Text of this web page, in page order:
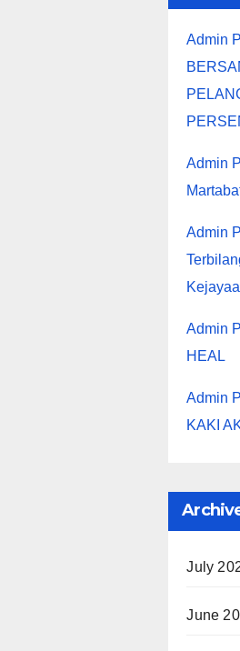
Admin
Admin
Admin
Admin
HEAL
Admin
KAKI
July
June